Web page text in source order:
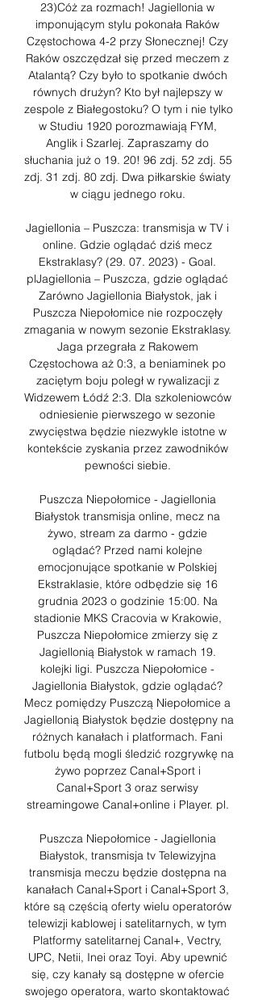
23)Cóż za rozmach! Jagiellonia w
imponującym stylu pokonała Raków
Częstochowa 4-2 przy Słonecznej! Czy
Raków oszczędzał się przed meczem z
Atalantą? Czy było to spotkanie dwóch
równych drużyn? Kto był najlepszy w
zespole z Białegostoku? O tym i nie tylko
w Studiu 1920 porozmawiają FYM,
Anglik i Szarlej. Zapraszamy do
słuchania już o 19. 20! 96 zdj. 52 zdj. 55
zdj. 31 zdj. 80 zdj. Dwa piłkarskie światy
w ciągu jednego roku.
Jagiellonia – Puszcza: transmisja w TV i
online. Gdzie oglądać dziś mecz
Ekstraklasy? (29. 07. 2023) - Goal.
plJagiellonia – Puszcza, gdzie oglądać
Zarówno Jagiellonia Białystok, jak i
Puszcza Niepołomice nie rozpoczęły
zmagania w nowym sezonie Ekstraklasy.
Jaga przegrała z Rakowem
Częstochowa aż 0:3, a beniaminek po
zaciętym boju poległ w rywalizacji z
Widzewem Łódź 2:3. Dla szkoleniowców
odniesienie pierwszego w sezonie
zwycięstwa będzie niezwykle istotne w
kontekście zyskania przez zawodników
pewności siebie.
Puszcza Niepołomice - Jagiellonia
Białystok transmisja online, mecz na
żywo, stream za darmo - gdzie
oglądać? Przed nami kolejne
emocjonujące spotkanie w Polskiej
Ekstraklasie, które odbędzie się 16
grudnia 2023 o godzinie 15:00. Na
stadionie MKS Cracovia w Krakowie,
Puszcza Niepołomice zmierzy się z
Jagiellonią Białystok w ramach 19.
kolejki ligi. Puszcza Niepołomice -
Jagiellonia Białystok, gdzie oglądać?
Mecz pomiędzy Puszczą Niepołomice a
Jagiellonią Białystok będzie dostępny na
różnych kanałach i platformach. Fani
futbolu będą mogli śledzić rozgrywkę na
żywo poprzez Canal+Sport i
Canal+Sport 3 oraz serwisy
streamingowe Canal+online i Player. pl.
Puszcza Niepołomice - Jagiellonia
Białystok, transmisja tv Telewizyjna
transmisja meczu będzie dostępna na
kanałach Canal+Sport i Canal+Sport 3,
które są częścią oferty wielu operatorów
telewizji kablowej i satelitarnych, w tym
Platformy satelitarnej Canal+, Vectry,
UPC, Netii, Inei oraz Toyi. Aby upewnić
się, czy kanały są dostępne w ofercie
swojego operatora, warto skontaktować